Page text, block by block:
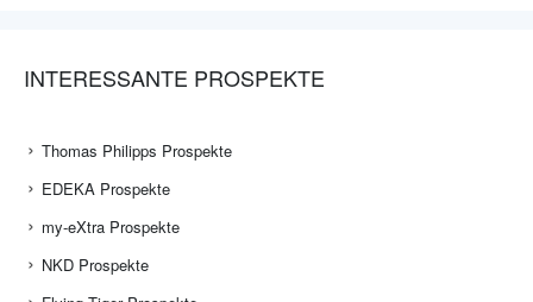
INTERESSANTE PROSPEKTE
Thomas Philipps Prospekte
EDEKA Prospekte
my-eXtra Prospekte
NKD Prospekte